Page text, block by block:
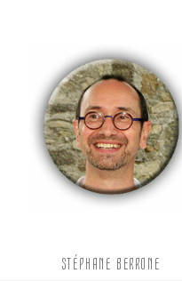
STÉPHANE BERRONE